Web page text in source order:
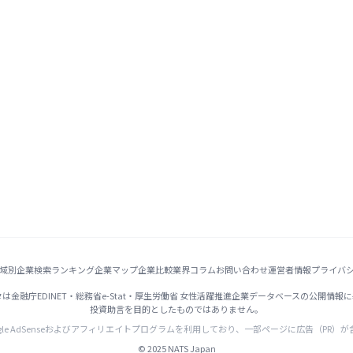
別企業検索ランキング企業マップ企業比較業界コラムお問い合わせ運営者情報プライバ
金融庁EDINET・総務省e-Stat・厚生労働省 女性活躍推進企業データベースの公開情報に
投資助言を目的としたものではありません。
AdSenseおよびアフィリエイトプログラムを利用しており、一部ページに広告（PR）が
© 2025 NATS Japan